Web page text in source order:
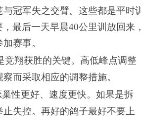
冠军失之交臂。这些都是平时训
最后一天早晨40公里训放回来，
赛事。
翔获胜的关键。高低峰点调整
而采取相应的调整措施。
性更好、速度更快。如果是拆
失控。再好的鸽子最好不要上